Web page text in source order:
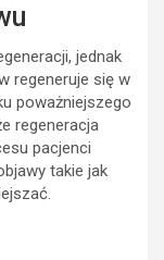
jednak
regeneruje się w
poważniejszego
regeneracja
pacjenci
takie jak